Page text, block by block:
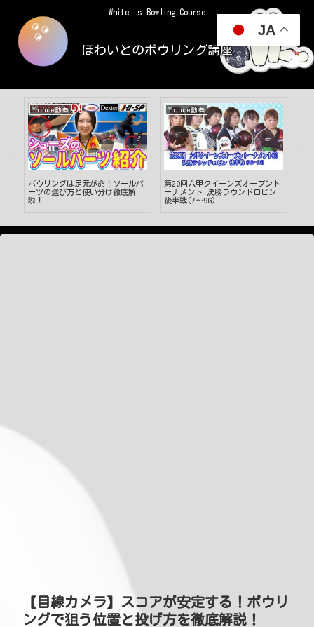
White’s Bowling Course
ほわいとのボウリング講座
Youtube動画
ボウリングは足元が命！ソールパ
ーツの選び方と使い分け徹底解
説！
Youtube動画
第29回六甲クイーンズオープント
ーナメント 決勝ラウンドロビン
後半戦(7～9G)
【目線カメラ】スコアが安定する！ボウリ
ングで狙う位置と投げ方を徹底解説！
JA